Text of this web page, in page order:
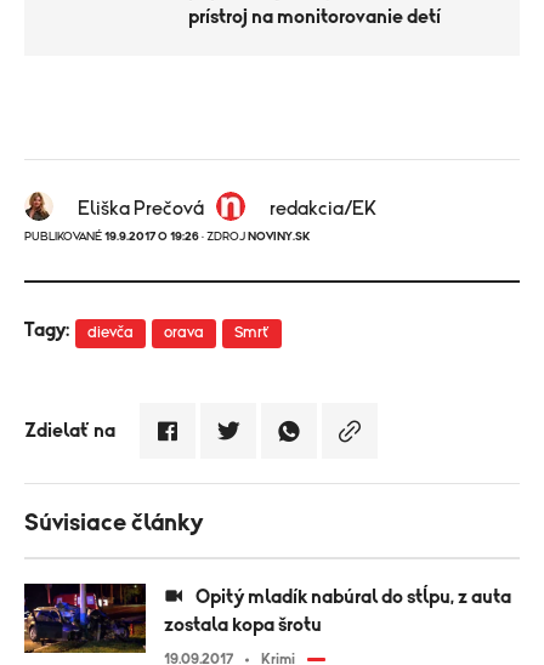
prístroj na monitorovanie detí
Eliška Prečová redakcia/EK
PUBLIKOVANÉ 19.9.2017 O 19:26 · ZDROJ NOVINY.SK
Tagy: dievča orava Smrť
Zdielať na
Súvisiace články
zostala kopa šrotu
19.09.2017 Krimi